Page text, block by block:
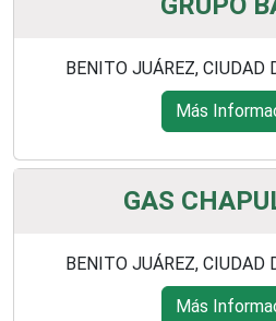
BENITO JUÁREZ, CIUDAD
Más
GAS
BENITO JUÁREZ, CIUDAD
Más